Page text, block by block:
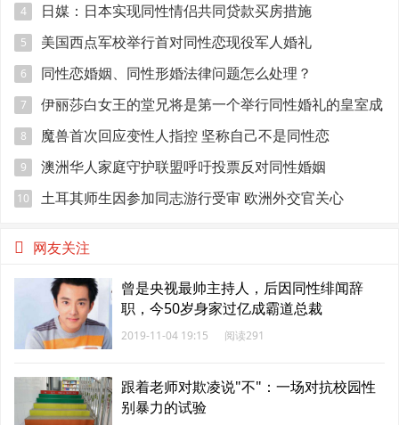
4 日媒：日本实现同性情侣共同贷款买房措施
5 美国西点军校举行首对同性恋现役军人婚礼
6 同性恋婚姻、同性形婚法律问题怎么处理？
7
伊丽莎白女王的堂兄将是第一个举行同性婚礼的皇室成
员
8 魔兽首次回应变性人指控 坚称自己不是同性恋
9 澳洲华人家庭守护联盟呼吁投票反对同性婚姻
10 土耳其师生因参加同志游行受审 欧洲外交官关心
网友关注
曾是央视最帅主持人，后因同性绯闻辞
职，今50岁身家过亿成霸道总裁
2019-11-04 19:15 阅读291
跟着老师对欺凌说"不"：一场对抗校园性
别暴力的试验